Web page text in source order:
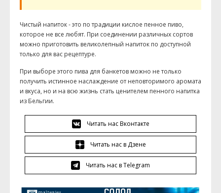
Чистый напиток - это по традиции кислое пенное пиво,
которое не все любят. При соединении различных сортов
можно приготовить великолепный напиток по доступной
только для вас рецептуре.
При выборе этого пива для банкетов можно не только
получить истинное наслаждение от неповторимого аромата
и вкуса, но и на всю жизнь стать ценителем пенного напитка
из Бельгии.
Читать нас Вконтакте
Читать нас в Дзене
Читать нас в Telegram